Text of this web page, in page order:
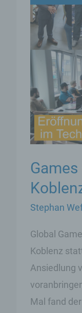
Stephan
Global
Koblenz
Ansiedlung
Mal fand